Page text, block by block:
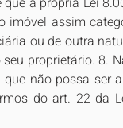
assim
ou de outra
proprietário. 8.
não possa ser
do art. 22 da